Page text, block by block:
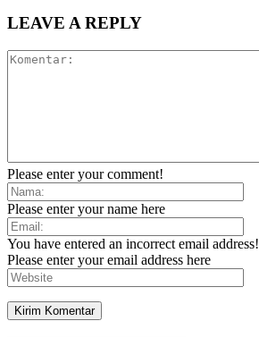
LEAVE A REPLY
Please enter your comment!
Please enter your name here
You have entered an incorrect email address!
Please enter your email address here